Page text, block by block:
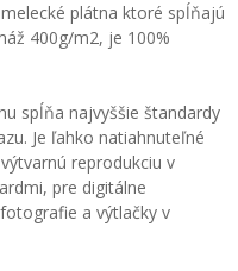
plátna ktoré spĺňajú
400g/m2, je 100%
spĺňa najvyššie štandardy
Je ľahko natiahnuteľné
reprodukciu v
pre digitálne
a výtlačky v